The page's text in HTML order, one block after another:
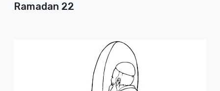
Ramadan 22